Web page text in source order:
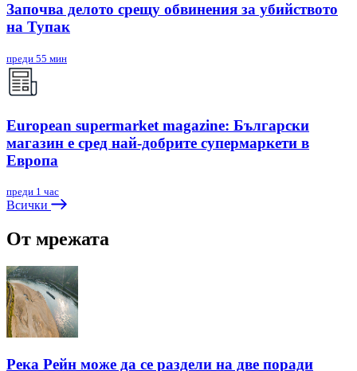
Започва делото срещу обвинения за убийството
на Тупак
преди 55 мин
European supermarket magazine: Български
магазин е сред най-добрите супермаркети в
Европа
преди 1 час
Всички
От мрежата
Река Рейн може да се раздели на две поради